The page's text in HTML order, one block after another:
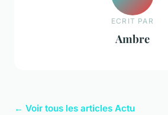
ECRIT PAR
Ambre
← Voir tous les articles Actu